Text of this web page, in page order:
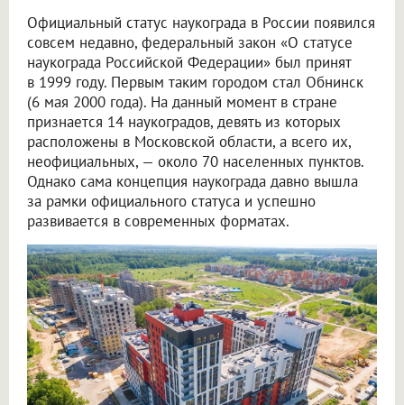
Официальный статус наукограда в России появился
совсем недавно, федеральный закон «О статусе
наукограда Российской Федерации» был принят
в 1999 году. Первым таким городом стал Обнинск
(6 мая 2000 года). На данный момент в стране
признается 14 наукоградов, девять из которых
расположены в Московской области, а всего их,
неофициальных, — около 70 населенных пунктов.
Однако сама концепция наукограда давно вышла
за рамки официального статуса и успешно
развивается в современных форматах.